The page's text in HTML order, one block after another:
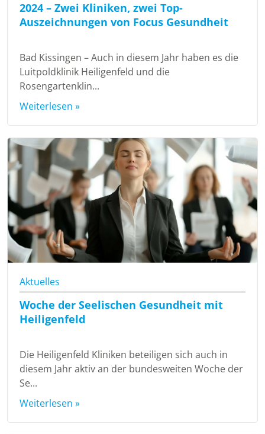
2024 – Zwei Kliniken, zwei Top-
Auszeichnungen von Focus Gesundheit
Bad Kissingen – Auch in diesem Jahr haben es die
Luitpoldklinik Heiligenfeld und die
Rosengartenklin...
Weiterlesen »
Aktuelles
Woche der Seelischen Gesundheit mit
Heiligenfeld
Die Heiligenfeld Kliniken beteiligen sich auch in
diesem Jahr aktiv an der bundesweiten Woche der
Se...
Weiterlesen »